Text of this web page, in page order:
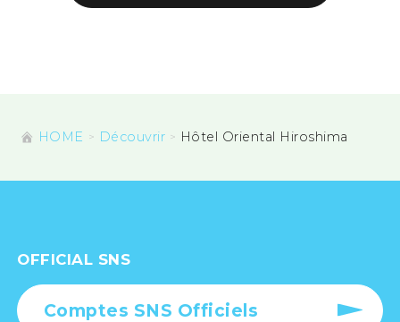
HOME Découvrir Hôtel Oriental Hiroshima
OFFICIAL SNS
Comptes SNS Officiels